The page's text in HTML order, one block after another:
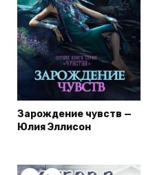
Зарождение чувств —
Юлия Эллисон